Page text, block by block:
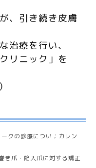
、 引き続き皮膚
治療を行い、
リニック」を
クの診療につい；カレン
き爪・陥入爪に対する矯正